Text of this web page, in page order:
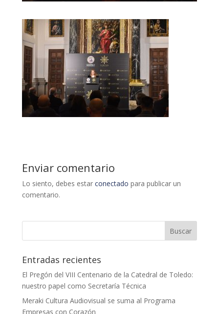
Enviar comentario
Lo siento, debes estar conectado para publicar un
comentario.
Entradas recientes
El Pregón del VIII Centenario de la Catedral de Toledo:
nuestro papel como Secretaría Técnica
Meraki Cultura Audiovisual se suma al Programa
Empresas con Corazón